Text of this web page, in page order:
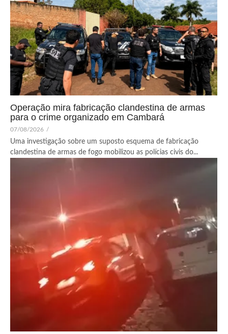
Operação mira fabricação clandestina de armas
para o crime organizado em Cambará
07/08/2026 /
Uma investigação sobre um suposto esquema de fabricação
clandestina de armas de fogo mobilizou as polícias civis do...